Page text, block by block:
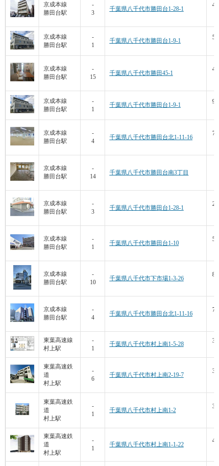
京成本線
勝田台駅
-
3
千葉県八千代市勝田台1-28-1
京成本線
勝田台駅
-
1
千葉県八千代市勝田台1-9-1
京成本線
勝田台駅
-
15
千葉県八千代市勝田45-1
京成本線
勝田台駅
-
1
千葉県八千代市勝田台1-9-1
京成本線
勝田台駅
-
4
千葉県八千代市勝田台北1-11-16
京成本線
勝田台駅
-
14
千葉県八千代市勝田台南3丁目
京成本線
勝田台駅
-
3
千葉県八千代市勝田台1-28-1
京成本線
勝田台駅
-
1
千葉県八千代市勝田台1-10
京成本線
勝田台駅
-
10
千葉県八千代市下市場1-3-26
京成本線
勝田台駅
-
4
千葉県八千代市勝田台北1-11-16
東葉高速線
村上駅
-
1
千葉県八千代市村上南1-5-28
東葉高速鉄
道
村上駅
-
6
千葉県八千代市村上南2-19-7
東葉高速鉄
道
村上駅
-
1
千葉県八千代市村上南1-2
東葉高速鉄
道
村上駅
-
1
千葉県八千代市村上南1-1-22